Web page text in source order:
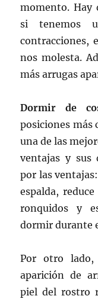
momento. Hay
si tenemos
contracciones,
nos molesta.
más arrugas
Dormir de
posiciones más
una de las
ventajas y sus
por las
espalda,
ronquidos y
dormir durante
Por otro
aparición de
piel del rostro